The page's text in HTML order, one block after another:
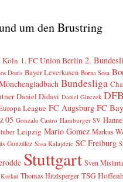
um den Brustring
Köln 1. FC Union Berlin 2.
Donis Bayer Leverkusen Borna Sosa
Bundesliga
Daniel Didavi Daniel Ginczek
League FC Augsburg FC
05 Gonzalo Castro Hamburger SV
Leipzig Mario Gomez Markus
González Sasa Kalajdzic SC Freiburg
Stuttgart Sven
Thomas Hitzlsperger TSG